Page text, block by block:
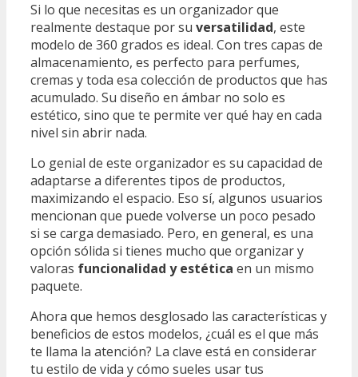
Si lo que necesitas es un organizador que
realmente destaque por su versatilidad, este
modelo de 360 grados es ideal. Con tres capas de
almacenamiento, es perfecto para perfumes,
cremas y toda esa colección de productos que has
acumulado. Su diseño en ámbar no solo es
estético, sino que te permite ver qué hay en cada
nivel sin abrir nada.
Lo genial de este organizador es su capacidad de
adaptarse a diferentes tipos de productos,
maximizando el espacio. Eso sí, algunos usuarios
mencionan que puede volverse un poco pesado
si se carga demasiado. Pero, en general, es una
opción sólida si tienes mucho que organizar y
valoras funcionalidad y estética en un mismo
paquete.
Ahora que hemos desglosado las características y
beneficios de estos modelos, ¿cuál es el que más
te llama la atención? La clave está en considerar
tu estilo de vida y cómo sueles usar tus